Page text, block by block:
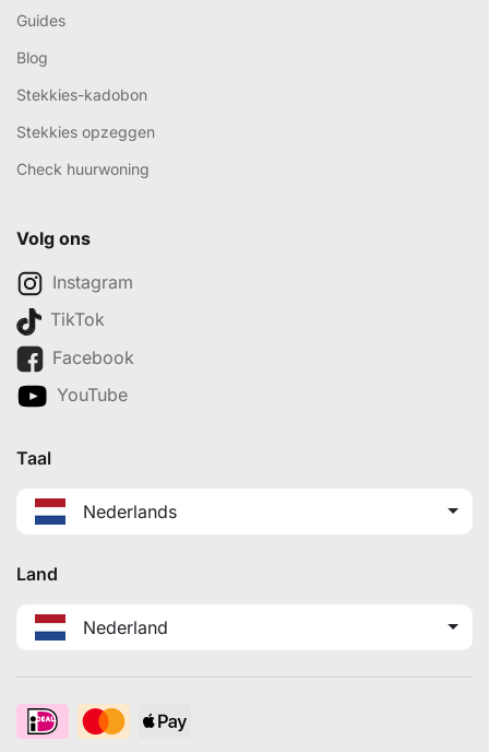
Guides
Blog
Stekkies-kadobon
Stekkies opzeggen
Check huurwoning
Volg ons
Instagram
TikTok
Facebook
YouTube
Taal
Nederlands
Land
Nederland